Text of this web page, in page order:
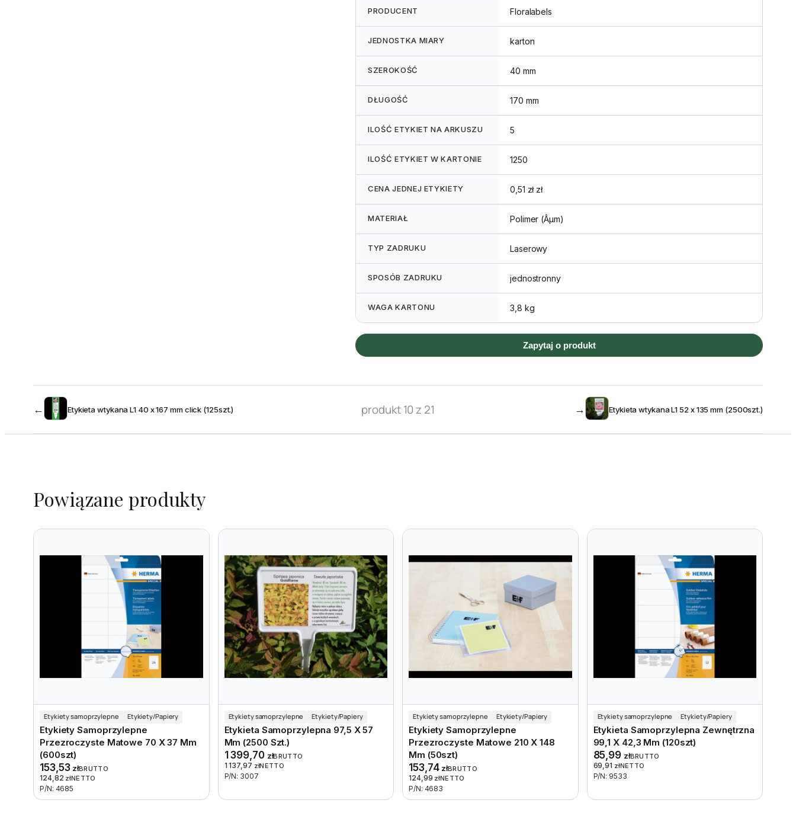
PRODUCENT Floralabels
JEDNOSTKA MIARY karton
SZEROKOŚĆ 40 mm
DŁUGOŚĆ 170 mm
ILOŚĆ ETYKIET NA ARKUSZU 5
ILOŚĆ ETYKIET W KARTONIE 1250
CENA JEDNEJ ETYKIETY 0,51 zł zł
MATERIAŁ Polimer (Âµm)
TYP ZADRUKU Laserowy
SPOSÓB ZADRUKU jednostronny
WAGA KARTONU 3,8 kg
Zapytaj o produkt
← Etykieta wtykana L1 40 x 167 mm click (125szt.) produkt 10 z 21 Etykieta wtykana L1 52 x 135 mm (2500szt.)
→
Powiązane produkty
Etykiety samoprzylepne Etykiety/Papiery
Etykiety Samoprzylepne
Przezroczyste Matowe 70 X 37 Mm
(600szt)
153,53 złBRUTTO
124,82 złNETTO
P/N: 4685
Etykiety samoprzylepne Etykiety/Papiery
Etykieta Samoprzylepna 97,5 X 57
Mm (2500 Szt.)
1 399,70 złBRUTTO
1 137,97 złNETTO
P/N: 3007
Etykiety samoprzylepne Etykiety/Papiery
Etykiety Samoprzylepne
Przezroczyste Matowe 210 X 148
Mm (50szt)
153,74 złBRUTTO
124,99 złNETTO
P/N: 4683
Etykiety samoprzylepne Etykiety/Papiery
Etykieta Samoprzylepna Zewnętrzna
99,1 X 42,3 Mm (120szt)
85,99 złBRUTTO
69,91 złNETTO
P/N: 9533